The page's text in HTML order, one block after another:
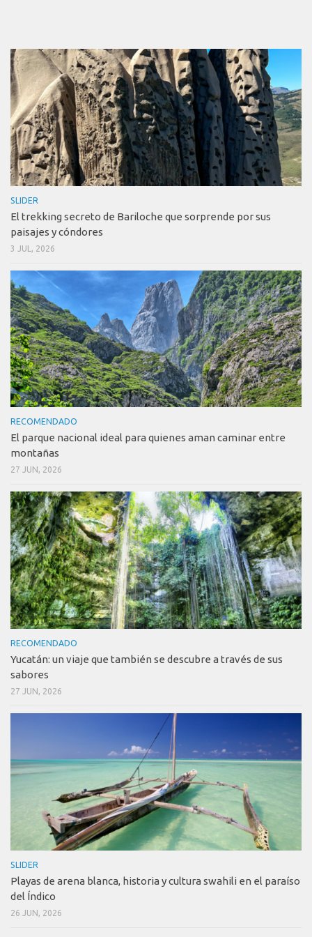
SLIDER
El trekking secreto de Bariloche que sorprende por sus
paisajes y cóndores
3 JUL, 2026
RECOMENDADO
El parque nacional ideal para quienes aman caminar entre
montañas
27 JUN, 2026
RECOMENDADO
Yucatán: un viaje que también se descubre a través de sus
sabores
27 JUN, 2026
SLIDER
Playas de arena blanca, historia y cultura swahili en el paraíso
del Índico
26 JUN, 2026